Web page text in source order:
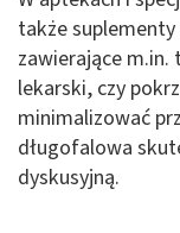
także
zawierające m.in.
lekarski, czy
minimalizować
długofalowa
dyskusyjną.